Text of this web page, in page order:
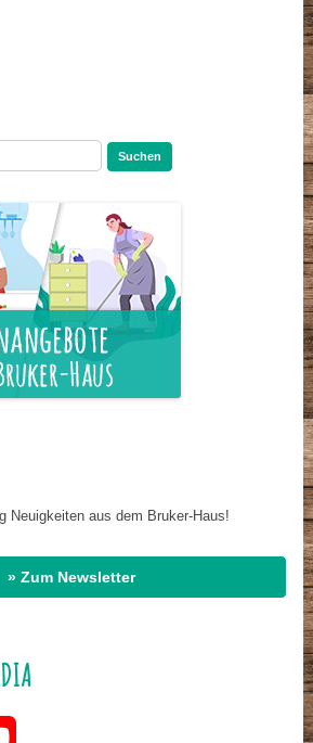
Neuigkeiten aus dem Bruker-Haus!
» Zum Newsletter